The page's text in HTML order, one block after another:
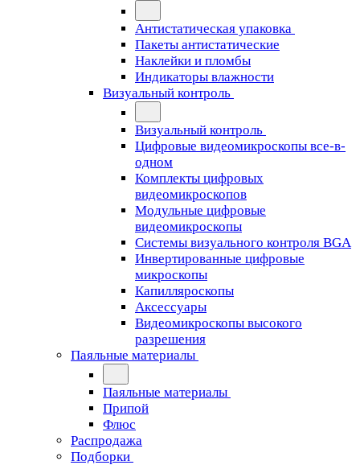
Антистатическая упаковка
Пакеты антистатические
Наклейки и пломбы
Индикаторы влажности
Визуальный контроль
Визуальный контроль
Цифровые видеомикроскопы все-в-
одном
Комплекты цифровых
видеомикроскопов
Модульные цифровые
видеомикроскопы
Cистемы визуального контроля BGA
Инвертированные цифровые
микроскопы
Капилляроскопы
Аксессуары
Видеомикроскопы высокого
разрешения
Паяльные материалы
Паяльные материалы
Припой
Флюс
Распродажа
Подборки